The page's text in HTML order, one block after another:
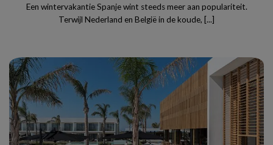
Een wintervakantie Spanje wint steeds meer aan populariteit.
Terwijl Nederland en België in de koude, [...]